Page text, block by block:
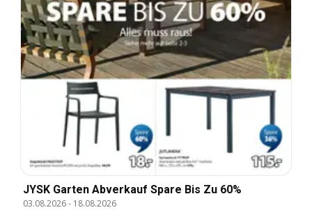
JYSK Garten Abverkauf Spare Bis Zu 60%
03.08.2026- 18.08.2026